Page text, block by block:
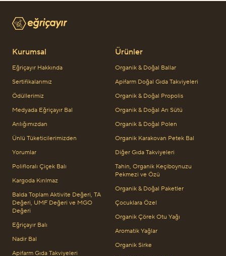
Kurumsal
Eğriçayır Hakkında
Sertifikalarımız
Ödüllerimiz
Medyada Eğriçayır Bal
Arılığımızdan
Ünlü Tüketicilerimizden
Yorumlar
Polifloralı Çiçek Balı
Kargoda Kırılmaz
Balda Toplam Aktivite Değeri, TA
Değeri, UMF Değeri ve MGO
Değeri
Eğriçayır Balı
Nadir Bal
Apifarm Gıda Takviyeleri
Ürünler
Organik & Doğal Ballar
Apifarm Doğal Gıda Takviyeleri
Organik & Doğal Propolis
Organik & Doğal Arı Sütü
Organik & Doğal Polen
Organik Karakovan Petek Bal
Diğer Gıda Takviyeleri
Tahin, Organik Keçiboynuzu
Pekmezi ve Özü
Organik & Doğal Paketler
Çocuklara Özel
Organik Çörek Otu Yağı
Aromatik Yağlar
Organik Sirke